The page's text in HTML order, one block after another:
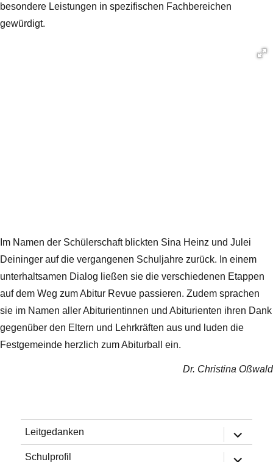
besondere Leistungen in spezifischen Fachbereichen
gewürdigt.
Im Namen der Schülerschaft blickten Sina Heinz und Julei
Deininger auf die vergangenen Schuljahre zurück. In einem
unterhaltsamen Dialog ließen sie die verschiedenen Etappen
auf dem Weg zum Abitur Revue passieren. Zudem sprachen
sie im Namen aller Abiturientinnen und Abiturienten ihren Dank
gegenüber den Eltern und Lehrkräften aus und luden die
Festgemeinde herzlich zum Abiturball ein.
Dr. Christina Oßwald
Leitgedanken
öffnen
Schulprofil